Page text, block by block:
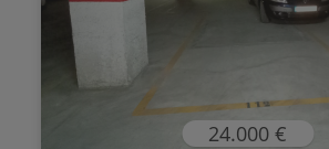
24.000 €